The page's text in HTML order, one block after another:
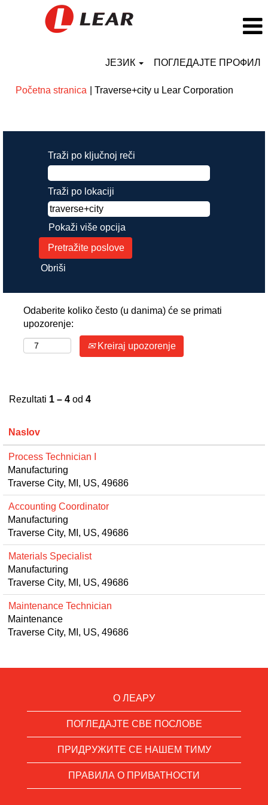
ЈЕЗИК ПОГЛЕДАЈТЕ ПРОФИЛ
Početna stranica Traverse+city u Lear Corporation
Traži po ključnoj reči
Traži po lokaciji
Pokaži više opcija
Obriši
Odaberite koliko često (u danima) će se primati
upozorenje:
Kreiraj upozorenje
Rezultati 1 – 4 od 4
Naslov
Process Technician I
Manufacturing
Traverse City, MI, US, 49686
Accounting Coordinator
Manufacturing
Traverse City, MI, US, 49686
Materials Specialist
Manufacturing
Traverse City, MI, US, 49686
Maintenance Technician
Maintenance
Traverse City, MI, US, 49686
О ЛЕАРУ
ПОГЛЕДАЈТЕ СВЕ ПОСЛОВЕ
ПРИДРУЖИТЕ СЕ НАШЕМ ТИМУ
ПРАВИЛА О ПРИВАТНОСТИ